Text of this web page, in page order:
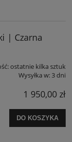
| Czarna
ostatnie kilka sztuk
Wysyłka w:3 dni
1 950,00 zł
DO KOSZYKA